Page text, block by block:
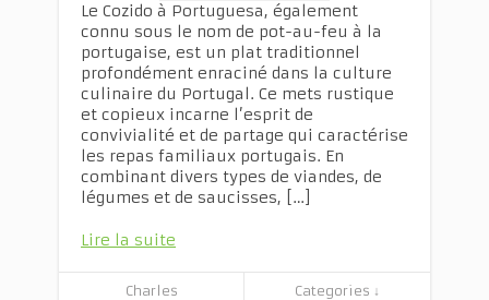
Le Cozido à Portuguesa, également
connu sous le nom de pot-au-feu à la
portugaise, est un plat traditionnel
profondément enraciné dans la culture
culinaire du Portugal. Ce mets rustique
et copieux incarne l’esprit de
convivialité et de partage qui caractérise
les repas familiaux portugais. En
combinant divers types de viandes, de
légumes et de saucisses, […]
Lire la suite
Charles Categories ↓